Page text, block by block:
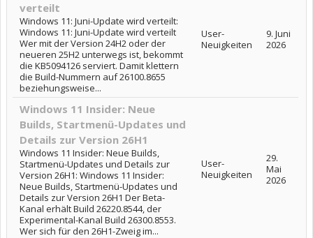
verteilt
Windows 11: Juni-Update wird verteilt:
Windows 11: Juni-Update wird verteilt
Wer mit der Version 24H2 oder der
neueren 25H2 unterwegs ist, bekommt
die KB5094126 serviert. Damit klettern
die Build-Nummern auf 26100.8655
beziehungsweise...
User-
Neuigkeiten
9. Juni
2026
Windows 11 Insider: Neue
Builds, Startmenü-Updates und
Details zur Version 26H1
Windows 11 Insider: Neue Builds,
Startmenü-Updates und Details zur
Version 26H1: Windows 11 Insider:
Neue Builds, Startmenü-Updates und
Details zur Version 26H1 Der Beta-
Kanal erhält Build 26220.8544, der
Experimental-Kanal Build 26300.8553.
Wer sich für den 26H1-Zweig im...
User-
Neuigkeiten
29.
Mai
2026